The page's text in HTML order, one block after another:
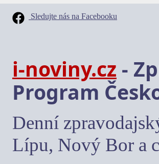
Sledujte nás na Facebooku
i-noviny.cz -
Program
Denní
Lípu, Nový Bor a